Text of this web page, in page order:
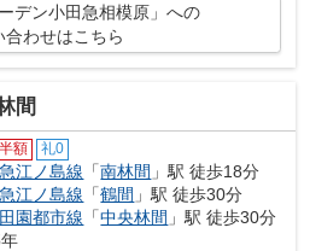
デン小田急相模原」への
合わせはこちら
間
額 礼0
江ノ島線 「南林間 」駅 徒歩18分
江ノ島線 「鶴間 」駅 徒歩30分
園都市線 「中央林間 」駅 徒歩30分